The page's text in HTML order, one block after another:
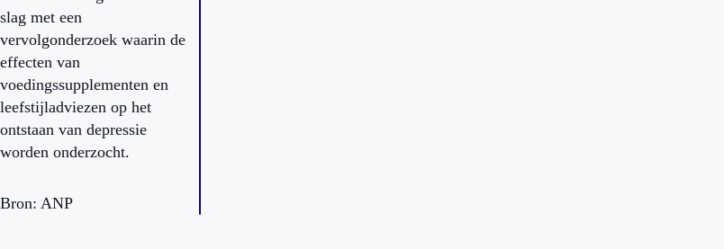
slag met een
vervolgonderzoek waarin de
effecten van
voedingssupplementen en
leefstijladviezen op het
ontstaan van depressie
worden onderzocht.
Bron: ANP